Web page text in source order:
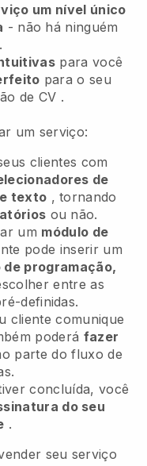
um nível único
- não há ninguém
para você
para o seu
de CV .
um serviço:
clientes com
de
texto , tornando
ou não.
um módulo de
pode inserir um
de programação,
entre as
definidas.
cliente comunique
poderá fazer
parte do fluxo de
concluída, você
do seu
.
seu serviço